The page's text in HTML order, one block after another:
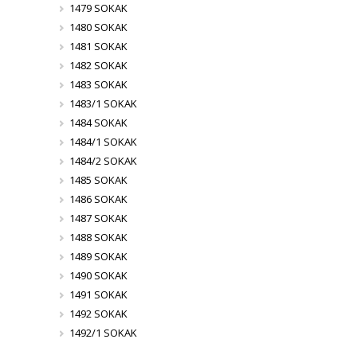
1479 SOKAK
1480 SOKAK
1481 SOKAK
1482 SOKAK
1483 SOKAK
1483/1 SOKAK
1484 SOKAK
1484/1 SOKAK
1484/2 SOKAK
1485 SOKAK
1486 SOKAK
1487 SOKAK
1488 SOKAK
1489 SOKAK
1490 SOKAK
1491 SOKAK
1492 SOKAK
1492/1 SOKAK